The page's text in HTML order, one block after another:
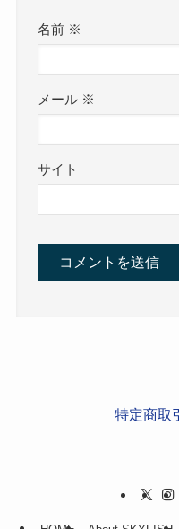
名前 ※
メール ※
サイト
特定商取